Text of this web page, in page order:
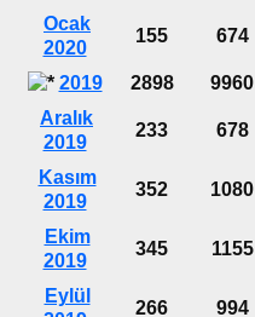
Ocak
2020
155 674
2019 2898 9960
Aralık
2019
233 678
Kasım
2019
352 1080
Ekim
2019
345 1155
Eylül
266 994